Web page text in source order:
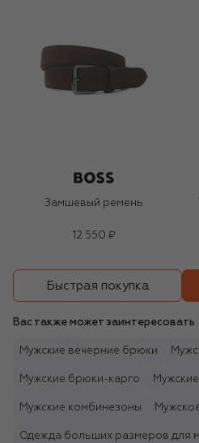
Замшевый ремень
12 550 ₽
Быстрая покупка
Вас также может заинтересовать
Мужские вечерние брюки
Мужские брюки-карго
Мужские комбинезоны
Одежда больших размеров для